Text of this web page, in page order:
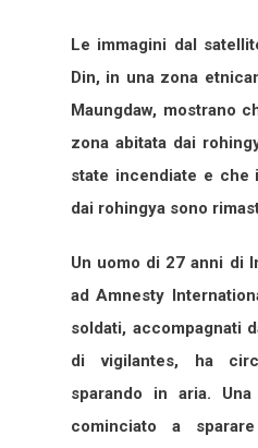
Le immagini dal
Din, in una zona
Maungdaw, mostrano
zona abitata dai
state incendiate e che
dai rohingya sono
Un uomo di 27 anni di
ad Amnesty
soldati, accompagnati
di vigilantes, ha
sparando in aria.
cominciato a